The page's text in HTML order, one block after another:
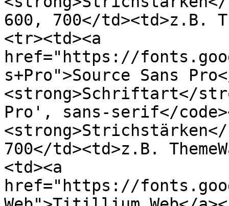
600, 700</td><td>z.B.
<tr><td><a
href="https://
s+Pro">Source Sans
<strong>Schriftart</
Pro', sans-serif</
700</td><td>z.B.
<td><a
href="https://